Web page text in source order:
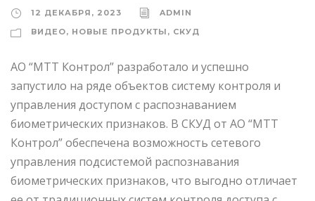
12 ДЕКАБРЯ, 2023
ADMIN
ВИДЕО, НОВЫЕ ПРОДУКТЫ , СКУД
АО “МТТ Контрол” разработало и успешно
запустило на ряде объектов систему контроля и
управления доступом с распознаванием
биометрических признаков. В СКУД от АО “МТТ
Контрол” обеспечена возможность сетевого
управления подсистемой распознавания
биометрических признаков, что выгодно отличает